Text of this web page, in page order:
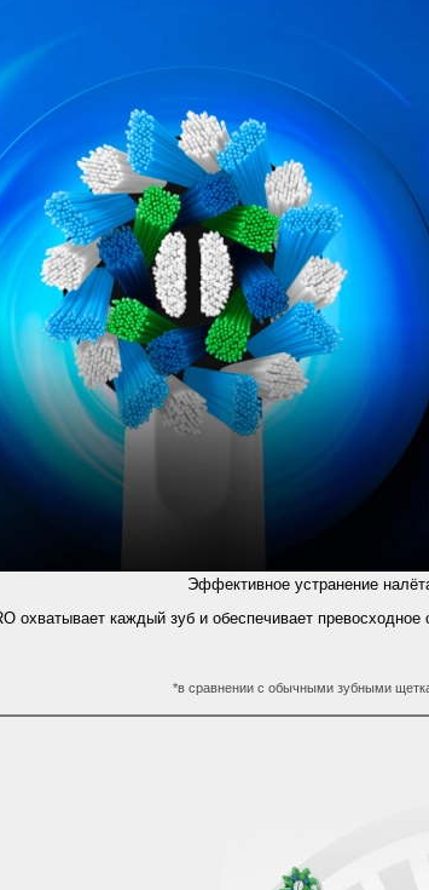
Эффективное устранение
охватывает каждый зуб и обеспечивает
*в сравнении с обычными зубными